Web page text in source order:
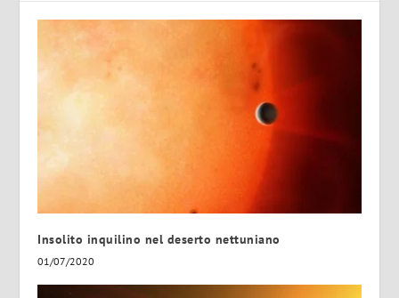
Insolito inquilino nel deserto nettuniano
01/07/2020